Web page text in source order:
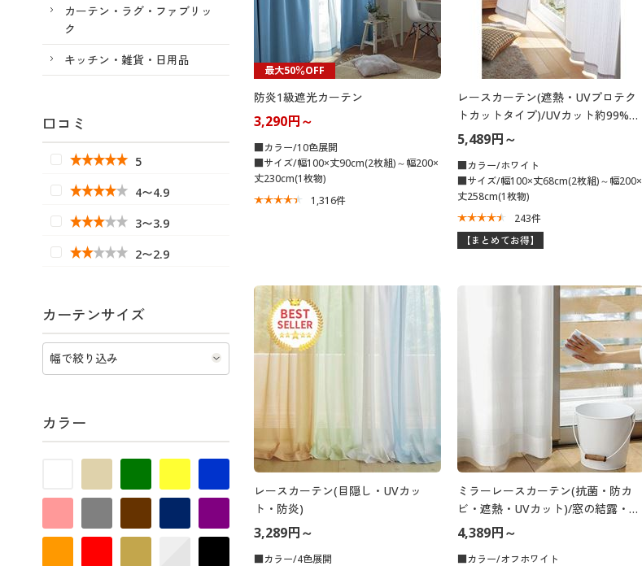
最大50％OFF
防炎1級遮光カーテン
3,290円～
■カラー/10色展開
■サイズ/幅100×丈90cm(2枚組)～幅200×
丈230cm(1枚物)
1,316件
レースカーテン(遮熱・UVプロテク
トカットタイプ)/UVカット約99%・
昼夜目隠し・節電対策
5,489円～
■カラー/ホワイト
■サイズ/幅100×丈68cm(2枚組)～幅200×
丈258cm(1枚物)
243件
【まとめてお得】
レースカーテン(目隠し・UVカッ
ト・防炎)
3,289円～
■カラー/4色展開
ミラーレースカーテン(抗菌・防カ
ビ・遮熱・UVカット)/窓の結露・梅
雨のカビ対策
4,389円～
■カラー/オフホワイト
カーテン・ラグ・ファブリッ
ク
キッチン・雑貨・日用品
口コミ
5
4〜4.9
3〜3.9
2〜2.9
カーテンサイズ
カラー